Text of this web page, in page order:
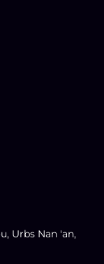
Urbs Nan 'an,